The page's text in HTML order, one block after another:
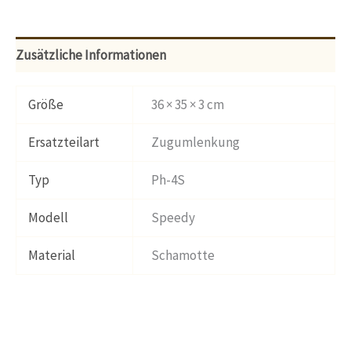
Zusätzliche Informationen
Größe 36 × 35 × 3 cm
Ersatzteilart Zugumlenkung
Typ Ph-4S
Modell Speedy
Material Schamotte